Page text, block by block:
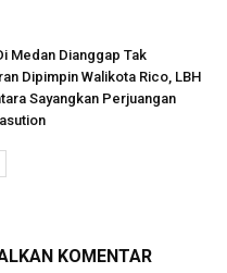
Medan Dianggap Tak
Dipimpin Walikota Rico, LBH
Sayangkan Perjuangan
KOMENTAR